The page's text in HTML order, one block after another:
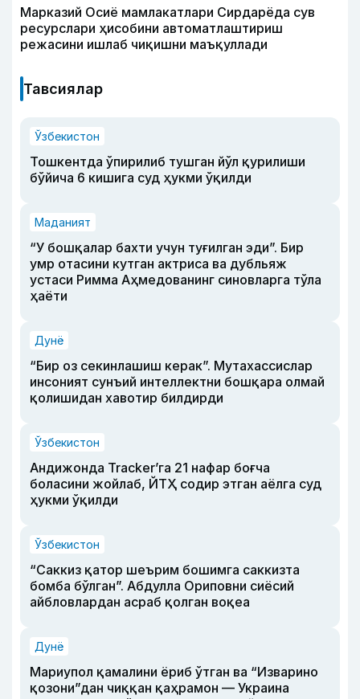
Марказий Осиё мамлакатлари Сирдарёда сув
ресурслари ҳисобини автоматлаштириш
режасини ишлаб чиқишни маъқуллади
Тавсиялар
Ўзбекистон
Тошкентда ўпирилиб тушган йўл қурилиши
бўйича 6 кишига суд ҳукми ўқилди
Маданият
“У бошқалар бахти учун туғилган эди”. Бир
умр отасини кутган актриса ва дубльяж
устаси Римма Аҳмедованинг синовларга тўла
ҳаёти
Дунё
“Бир оз секинлашиш керак”. Мутахассислар
инсоният сунъий интеллектни бошқара олмай
қолишидан хавотир билдирди
Ўзбекистон
Андижонда Tracker’га 21 нафар боғча
боласини жойлаб, ЙТҲ содир этган аёлга суд
ҳукми ўқилди
Ўзбекистон
“Саккиз қатор шеърим бошимга саккизта
бомба бўлган”. Абдулла Ориповни сиёсий
айбловлардан асраб қолган воқеа
Дунё
Мариупол қамалини ёриб ўтган ва “Изварино
қозони”дан чиққан қаҳрамон — Украина